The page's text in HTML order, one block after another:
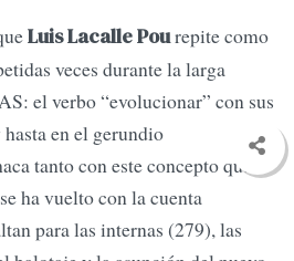
Luis Lacalle Pourepite como
veces durante la larga
el verbo “evolucionar” con sus
en el gerundio
tanto con este concepto que
ha vuelto con la cuenta
para las internas (279), las